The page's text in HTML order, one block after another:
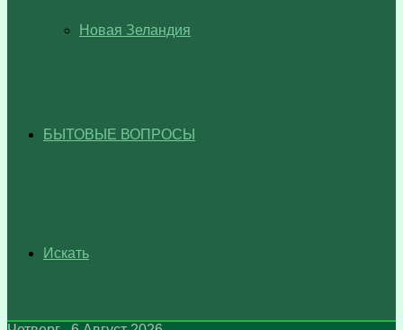
Новая Зеландия
БЫТОВЫЕ ВОПРОСЫ
Искать